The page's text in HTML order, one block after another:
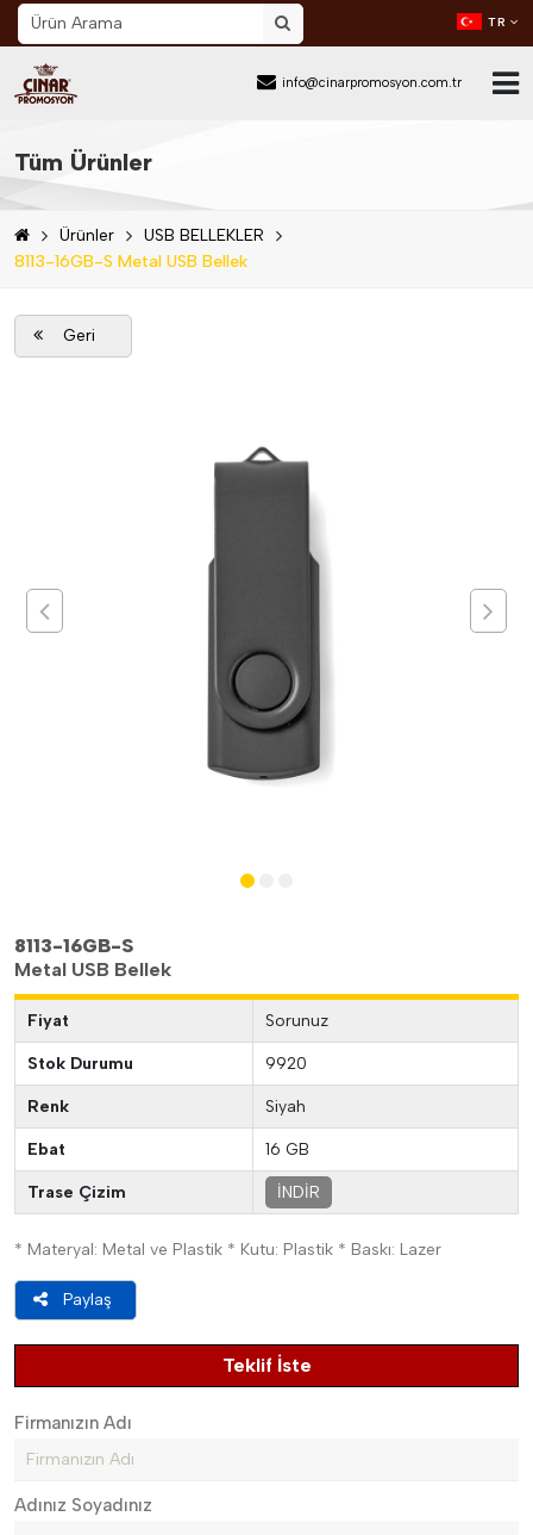
info@cinarpromosyon.com.tr
TR
Ana Sayfa
Hakkımızda
Sektör
Mail Order
Tüm Ürünler
Ürünler
USB BELLEKLER
8113-16GB-S Metal USB Bellek
Geri
8113-16GB-S
Metal USB Bellek
Fiyat Sorunuz
Stok Durumu 9920
Renk Siyah
Ebat 16 GB
Trase Çizim İNDİR
* Materyal: Metal ve Plastik * Kutu: Plastik * Baskı: Lazer
Paylaş
Teklif İste
Firmanızın Adı
Adınız Soyadınız